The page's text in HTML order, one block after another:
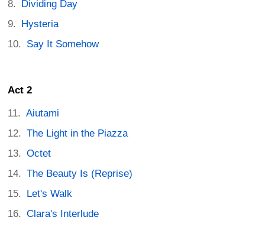
Dividing Day
Hysteria
Say It Somehow
Act 2
Aiutami
The Light in the Piazza
Octet
The Beauty Is (Reprise)
Let's Walk
Clara's Interlude